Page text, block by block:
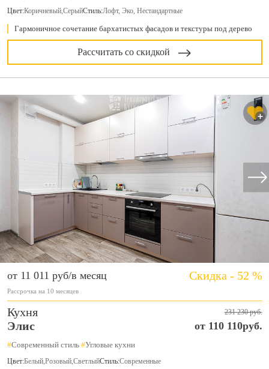
Цвет:Коричневый,СерыйСтиль:Лофт, Эко, Нестандартные
Гармоничное сочетание бархатистых фасадов и текстуры под дерево
Рассчитать со скидкой
от 11 011 руб/в месяц Скидка - 52 %
Рассрочка на 10 месяцев
Кухня 231 230 руб.
Элис от 110 110руб.
#Современный стиль #Угловые кухни
Цвет:Белый, Розовый, СветлыйСтиль:Современные